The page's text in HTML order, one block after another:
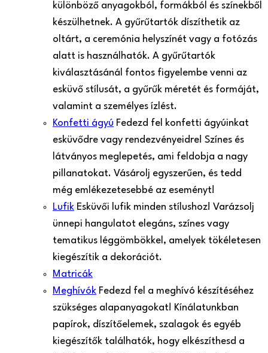
különböző anyagokból, formákból és színekből
készülhetnek. A gyűrűtartók díszíthetik az
oltárt, a ceremónia helyszínét vagy a fotózás
alatt is használhatók. A gyűrűtartók
kiválasztásánál fontos figyelembe venni az
esküvő stílusát, a gyűrűk méretét és formáját,
valamint a személyes ízlést.
Konfetti ágyú Fedezd fel konfetti ágyúinkat
esküvődre vagy rendezvényeidre! Színes és
látványos meglepetés, ami feldobja a nagy
pillanatokat. Vásárolj egyszerűen, és tedd
még emlékezetesebbé az eseményt!
Lufik Esküvői lufik minden stílushoz! Varázsolj
ünnepi hangulatot elegáns, színes vagy
tematikus léggömbökkel, amelyek tökéletesen
kiegészítik a dekorációt.
Matricák
Meghívók Fedezd fel a meghívó készítéséhez
szükséges alapanyagokat! Kínálatunkban
papírok, díszítőelemek, szalagok és egyéb
kiegészítők találhatók, hogy elkészíthesd a